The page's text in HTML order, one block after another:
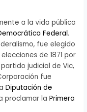
a la vida pública
Federal.
fue elegido
de 1871 por
judicial de Vic,
fue
Diputación de
proclamar laPrimera